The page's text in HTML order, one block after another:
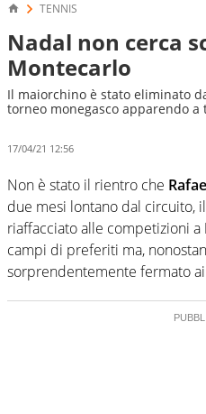
TENNIS
Nadal non cerca
Montecarlo
Il maiorchino è stato eliminato
torneo monegasco apparendo
17/04/21 12:56
Non è stato il rientro che
due mesi lontano dal circuito,
riaffacciato alle competizioni a
campi di preferiti ma,
sorprendentemente fermato